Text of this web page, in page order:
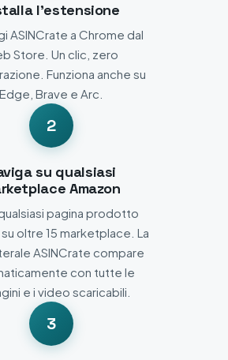
l'estensione
ASINCrate a Chrome dal
Store. Un clic, zero
Funziona anche su
Edge, Brave e Arc.
2
su qualsiasi
Amazon
pagina prodotto
oltre 15 marketplace. La
ASINCrate compare
con tutte le
e i video scaricabili.
3